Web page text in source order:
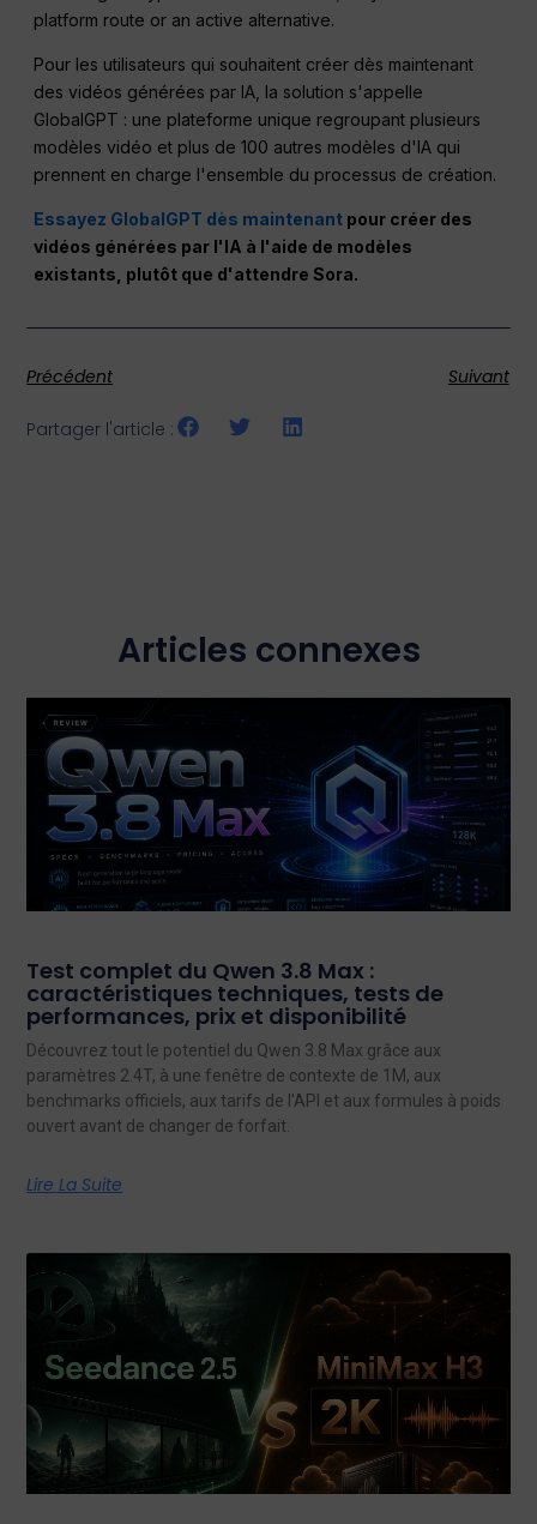
platform route or an active alternative.
Pour les utilisateurs qui souhaitent créer dès maintenant
des vidéos générées par IA, la solution s'appelle
GlobalGPT : une plateforme unique regroupant plusieurs
modèles vidéo et plus de 100 autres modèles d'IA qui
prennent en charge l'ensemble du processus de création.
Essayez GlobalGPT dès maintenant pour créer des
vidéos générées par l'IA à l'aide de modèles
existants, plutôt que d'attendre Sora.
Précédent Suivant
Partager l'article :
Articles connexes
Test complet du Qwen 3.8 Max :
caractéristiques techniques, tests de
performances, prix et disponibilité
Découvrez tout le potentiel du Qwen 3.8 Max grâce aux
paramètres 2.4T, à une fenêtre de contexte de 1M, aux
benchmarks officiels, aux tarifs de l'API et aux formules à poids
ouvert avant de changer de forfait.
Lire La Suite